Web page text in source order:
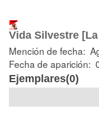
Vida Silvestre [La
Mención de fecha:
Fecha de aparición:
Ejemplares(0)